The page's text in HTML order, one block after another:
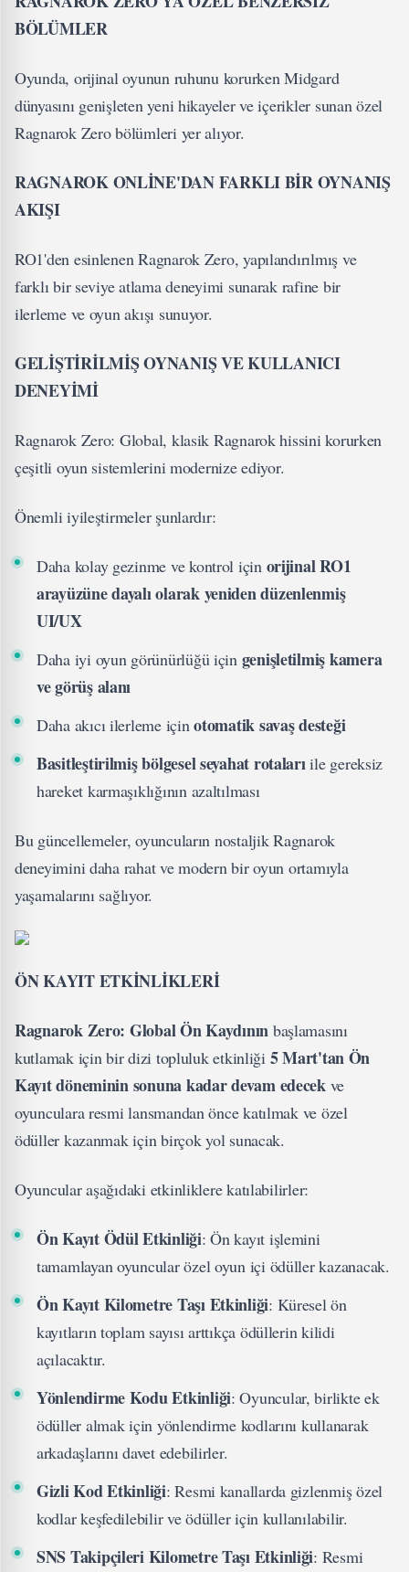
BÖLÜMLER
Oyunda, orijinal oyunun ruhunu korurken Midgard
dünyasını genişleten yeni hikayeler ve içerikler sunan özel
Ragnarok Zero bölümleri yer alıyor.
RAGNAROK ONLİNE'DAN FARKLI BİR OYNANIŞ
AKIŞI
RO1'den esinlenen Ragnarok Zero, yapılandırılmış ve
farklı bir seviye atlama deneyimi sunarak rafine bir
ilerleme ve oyun akışı sunuyor.
GELİŞTİRİLMİŞ OYNANIŞ VE KULLANICI
DENEYİMİ
Ragnarok Zero: Global, klasik Ragnarok hissini korurken
çeşitli oyun sistemlerini modernize ediyor.
Önemli iyileştirmeler şunlardır:
Daha kolay gezinme ve kontrol için orijinal RO1
arayüzüne dayalı olarak yeniden düzenlenmiş
UI/UX
Daha iyi oyun görünürlüğü için genişletilmiş kamera
ve görüş alanı
Daha akıcı ilerleme içinotomatik savaş desteği
Basitleştirilmiş bölgesel seyahat rotalarıile gereksiz
hareket karmaşıklığının azaltılması
Bu güncellemeler, oyuncuların nostaljik Ragnarok
deneyimini daha rahat ve modern bir oyun ortamıyla
yaşamalarını sağlıyor.
ÖN KAYIT ETKİNLİKLERİ
Ragnarok Zero: Global Ön Kaydının başlamasını
kutlamak için bir dizi topluluk etkinliği 5 Mart'tan Ön
Kayıt döneminin sonuna kadar devam edecekve
oyunculara resmi lansmandan önce katılmak ve özel
ödüller kazanmak için birçok yol sunacak.
Oyuncular aşağıdaki etkinliklere katılabilirler:
Ön Kayıt Ödül Etkinliği: Ön kayıt işlemini
tamamlayan oyuncular özel oyun içi ödüller kazanacak.
Ön Kayıt Kilometre Taşı Etkinliği: Küresel ön
kayıtların toplam sayısı arttıkça ödüllerin kilidi
açılacaktır.
Yönlendirme Kodu Etkinliği: Oyuncular, birlikte ek
ödüller almak için yönlendirme kodlarını kullanarak
arkadaşlarını davet edebilirler.
Gizli Kod Etkinliği: Resmi kanallarda gizlenmiş özel
kodlar keşfedilebilir ve ödüller için kullanılabilir.
SNS Takipçileri Kilometre Taşı Etkinliği: Resmi